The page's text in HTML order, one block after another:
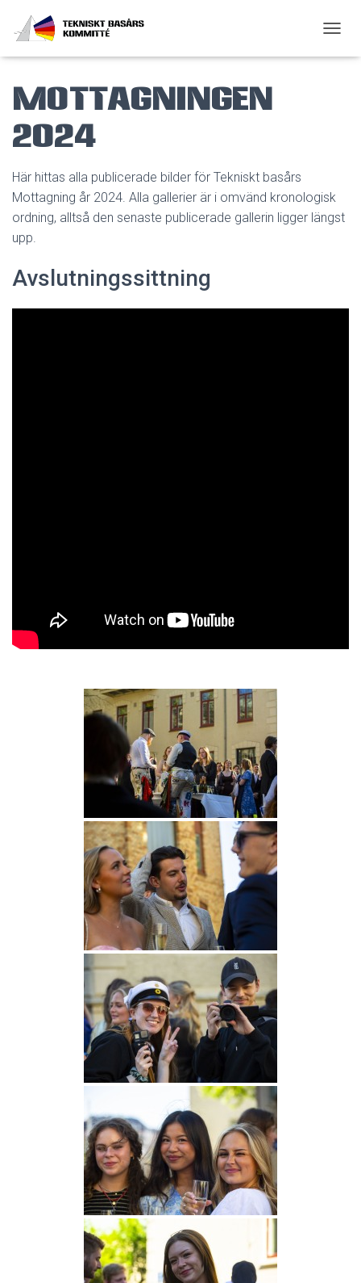
Mottagningen
2024
Här hittas alla publicerade bilder för Tekniskt basårs
Mottagning år 2024. Alla gallerier är i omvänd kronologisk
ordning, alltså den senaste publicerade gallerin ligger längst
upp.
Avslutningssittning